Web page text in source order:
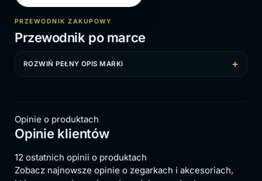
PRZEWODNIK ZAKUPOWY
Przewodnik po marce
ROZWIŃ PEŁNY OPIS MARKI
Opinie o produktach
Opinie klientów
12 ostatnich opinii o produktach
Zobacz najnowsze opinie o zegarkach i akcesoriach,